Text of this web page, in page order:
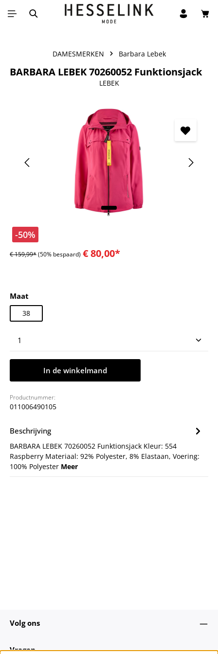
Ga naar de hoofdinhoud
DAMESMERKEN Barbara Lebek
BARBARA LEBEK 70260052 Funktionsjack
LEBEK
Afbeeldingengalerij overslaan
-50%
€ 159,99*(50% bespaard) € 80,00*
Selecteer
Maat
38
Producthoeveelheid: Voer de gewenste
In de winkelmand
Productnummer:
011006490105
Beschrijving
BARBARA LEBEK 70260052 Funktionsjack Kleur: 554
Raspberry Materiaal: 92% Polyester, 8% Elastaan, Voering:
100% Polyester Meer
Volg ons
Vragen